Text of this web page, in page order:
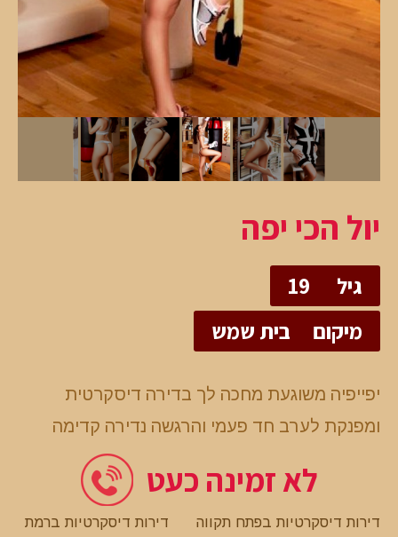
יול הכי יפה
גיל
19
מיקום
בית שמש
יפייפיה משוגעת מחכה לך בדירה דיסקרטית
ומפנקת לערב חד פעמי והרגשה נדירה קדימה
לא זמינה כעט
דירות דיסקרטיות בפתח תקווה
דירות דיסקרטיות ברמת